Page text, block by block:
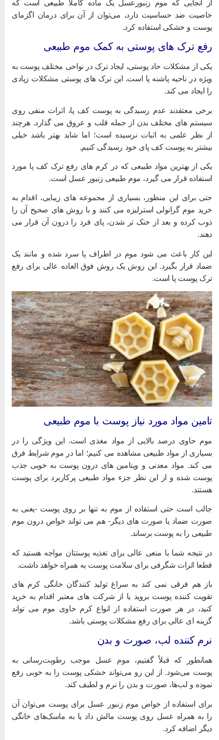
آنجایی که موم زنبورعسل یک ماده کاملا طبیعی است که
ضد حساسیت دارد، می‌توان از آن برای درمان اگزمای
و خشکی استفاده کرد.
ترک های پوستی به کمک موم طبیعی
از مشکلات حاد پوستی، ایجاد ترک در نواحی مختلف پوست به
در ناحیه پاشنه پا است. این ترک های پوستی مشکلات زیادی
ایجاد می کند.
معتقدند عدم رسیدگی به پوست کف پا، اثرات منفی روی
های مختلف بدن از جمله قلب و عروق می گذارد. هرچند
نظر علمی به اثبات نرسیده است؛ اما شاید بهتر باشد خیلی
به پوست کف پای خود رسیدگی کنیم.
از بهترین مواد طبیعی که در کرم های رفع ترک کف پا مورد
قرار می گیرد، موم طبیعی زنبور عسل است.
برای این منظور، بسیاری از مجموعه های زیبایی، اقدام به
موم گرانولی استرلیزه می کنند و با روش های صحیح آن را
کرده و بعد از خنک تر شدن، پای فرد را درون آن قرار می
کار باعث می شود موم در اطراف پا سرد شده و مانند یک
قرار بگیرد. این روش یک روش فوق العاده عالی برای رفع
پوست پا است.
مواد مورد نیاز پوست با موم طبیعی
حاوی درصد بالایی از مواد مغذی است. این ویژگی را در
از مواد طبیعی مشاهده می کنیم؛ اما در موم شرایط فرق
کند. مواد معدنی و ویتامین های درون پوست به خوبی جذب
شده و از این نظر جزء مواد طبیعی پرکاربرد برای پوست
است حتی استفاده از موم به تنها بر روی پوست -یعنی به
ضماد یا صورت های دیگر- هم می تواند خواص درون موم
را به پوست برساند.
نتیجه شما با منعی عالی برای تغذیه پوستتان مواجه هستید که
اثرات شگرفی برای سلامت پوست به همراه خواهد داشت.
هم فرقی نمی کند به سراغ تولید کنندگان خانگی کرم های
کننده پوست بروید یا از شرکت های معتبر اقدام به خرید
در هر صورت استفاده از انواع کرم حاوی موم می تواند
ای عالی برای رفع مشکلات پوستی باشد.
کننده لب، صورت و بدن
که قبلاً گفتیم، موم عسل موجب رطوبت‌رسانی به
می‌شود. از این رو می‌تواند خشکی پوست را به خوبی رفع
و لب‌ها، صورت و بدن را نرم و لطیف کند.
استفاده از خواص موم زنبور عسل برای پوست می‌توان آن
به همراه عسل روی پوست مالش داد یا به ماسک‌های خانگی
اضافه کرد.